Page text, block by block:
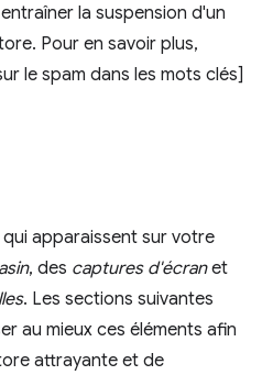
la suspension d'un
Pour en savoir plus,
le spam dans les mots clés]
apparaissent sur votre
, des captures d'écranet
. Les sections suivantes
au mieux ces éléments afin
attrayante et de